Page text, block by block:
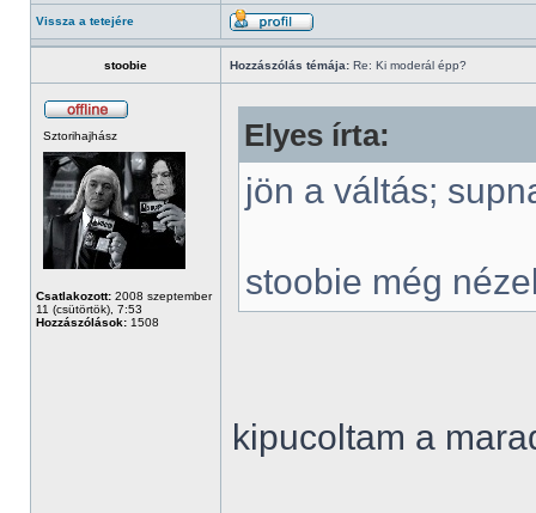
Vissza a tetejére
stoobie Hozzászólás témája: Re: Ki moderál épp?
Sztorihajhász
Csatlakozott: 2008 szeptember
11 (csütörtök), 7:53
Hozzászólások: 1508
Elyes írta:
jön a váltás;
stoobie még
kipucoltam a